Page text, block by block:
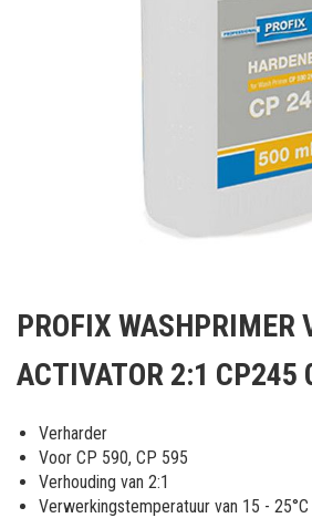
het
van
afbeeldingen-
gallerij
PROFIX WASHPRIMER
ACTIVATOR 2:1 CP245
Verharder
Voor CP 590, CP 595
Verhouding van 2:1
Verwerkingstemperatuur van 15 - 25°C